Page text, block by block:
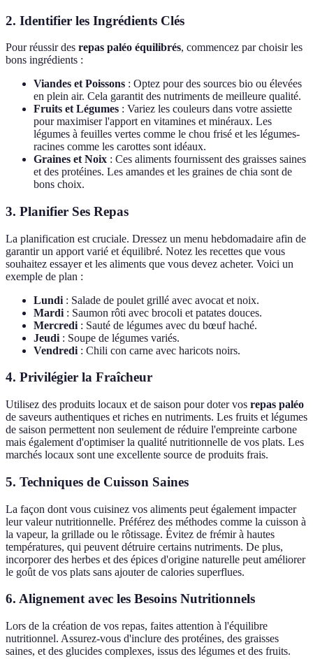
2. Identifier les Ingrédients Clés
Pour réussir des repas paléo équilibrés, commencez par choisir les
bons ingrédients :
Viandes et Poissons : Optez pour des sources bio ou élevées
en plein air. Cela garantit des nutriments de meilleure qualité.
Fruits et Légumes : Variez les couleurs dans votre assiette
pour maximiser l'apport en vitamines et minéraux. Les
légumes à feuilles vertes comme le chou frisé et les légumes-
racines comme les carottes sont idéaux.
Graines et Noix : Ces aliments fournissent des graisses saines
et des protéines. Les amandes et les graines de chia sont de
bons choix.
3. Planifier Ses Repas
La planification est cruciale. Dressez un menu hebdomadaire afin de
garantir un apport varié et équilibré. Notez les recettes que vous
souhaitez essayer et les aliments que vous devez acheter. Voici un
exemple de plan :
Lundi : Salade de poulet grillé avec avocat et noix.
Mardi : Saumon rôti avec brocoli et patates douces.
Mercredi : Sauté de légumes avec du bœuf haché.
Jeudi : Soupe de légumes variés.
Vendredi : Chili con carne avec haricots noirs.
4. Privilégier la Fraîcheur
Utilisez des produits locaux et de saison pour doter vos repas paléo
de saveurs authentiques et riches en nutriments. Les fruits et légumes
de saison permettent non seulement de réduire l'empreinte carbone
mais également d'optimiser la qualité nutritionnelle de vos plats. Les
marchés locaux sont une excellente source de produits frais.
5. Techniques de Cuisson Saines
La façon dont vous cuisinez vos aliments peut également impacter
leur valeur nutritionnelle. Préférez des méthodes comme la cuisson à
la vapeur, la grillade ou le rôtissage. Évitez de frémir à hautes
températures, qui peuvent détruire certains nutriments. De plus,
incorporer des herbes et des épices d'origine naturelle peut améliorer
le goût de vos plats sans ajouter de calories superflues.
6. Alignement avec les Besoins Nutritionnels
Lors de la création de vos repas, faites attention à l'équilibre
nutritionnel. Assurez-vous d'inclure des protéines, des graisses
saines, et des glucides complexes, issus des légumes et des fruits.